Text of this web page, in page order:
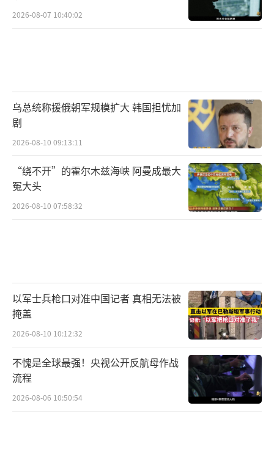
2026-08-07 10:40:02
乌总统称援俄朝军规模扩大 韩国担忧加
剧
2026-08-10 09:13:11
“绕不开”的霍尔木兹海峡 阿曼成最大
冤大头
2026-08-10 07:58:32
以军士兵枪口对准中国记者 真相无法被
掩盖
2026-08-10 10:12:32
不愧是全球最强！央视公开反航母作战
流程
2026-08-06 10:50:54